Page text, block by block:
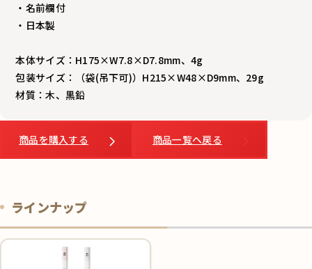
・名前欄付
・日本製
本体サイズ：H175×W7.8×D7.8mm、4g
包装サイズ：（袋(吊下可)）H215×W48×D9mm、29g
材質：木、黒鉛
商品を購入する 商品一覧へ戻る
ラインナップ